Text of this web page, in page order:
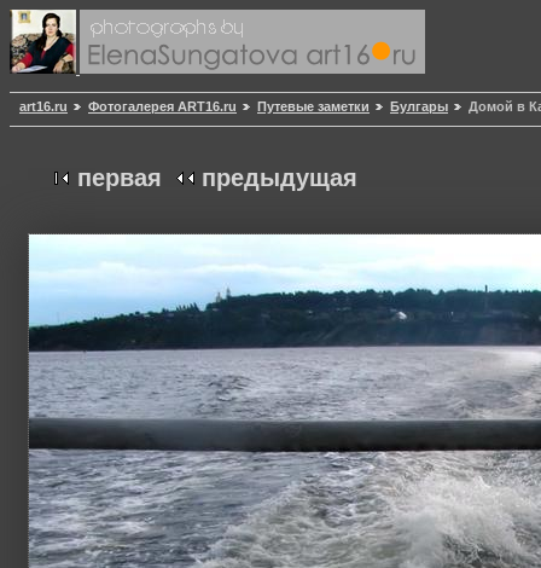
art16.ru Фотогалерея ART16.ru Путевые заметки Булгары Домой в
первая предыдущая